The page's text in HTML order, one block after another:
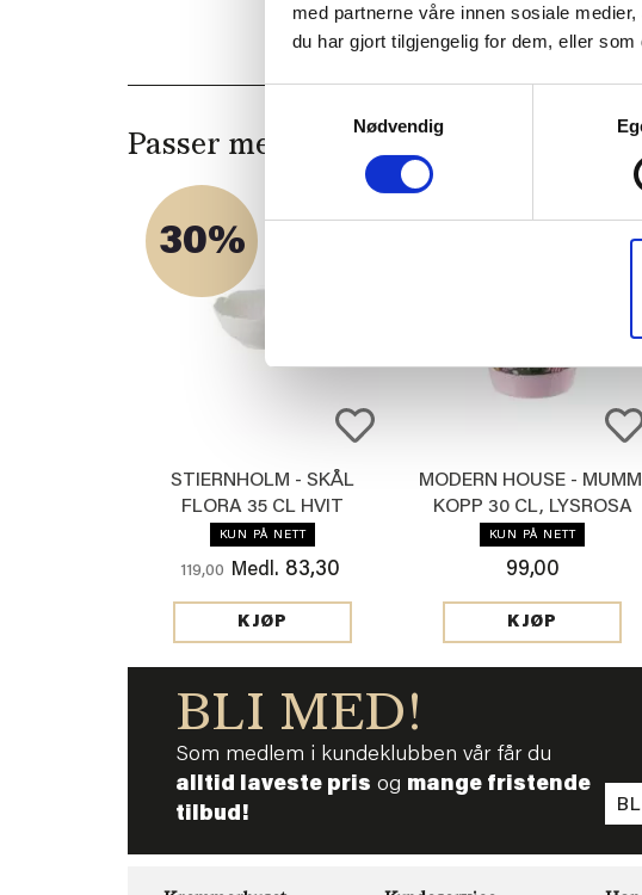
med partnerne våre innen sosiale
du har gjort tilgjengelig for dem, eller
Nødvendig
Passer med
30%
STIERNHOLM - SKÅL
FLORA 35 CL HVIT
KUN PÅ NETT
119,00 Medl. 83,30
KJØP
MODERN HOUSE -
KOPP 30 CL, LYSROSA
KUN PÅ NETT
99,00
KJØP
BLI MED!
Som medlem i kundeklubben vår får du
alltid laveste pris og mange fristende
tilbud!